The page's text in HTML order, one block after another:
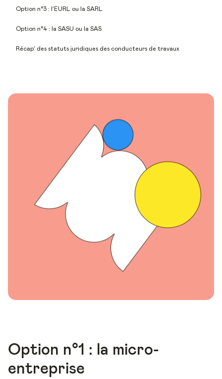
Option n°3 : l’EURL ou la SARL
Option n°4 : la SASU ou la SAS
Récap’ des statuts juridiques des conducteurs de travaux
Option n°1 : la micro-
entreprise